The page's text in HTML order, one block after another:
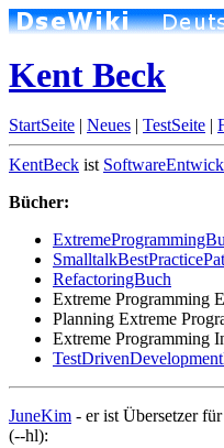
Kent Beck
StartSeite | Neues | TestSeite |
KentBeck ist
Bücher:
RefactoringBuch
Extreme Programming
Planning Extreme
Extreme Programming
JuneKim - er ist Übersetzer für
(--hl):